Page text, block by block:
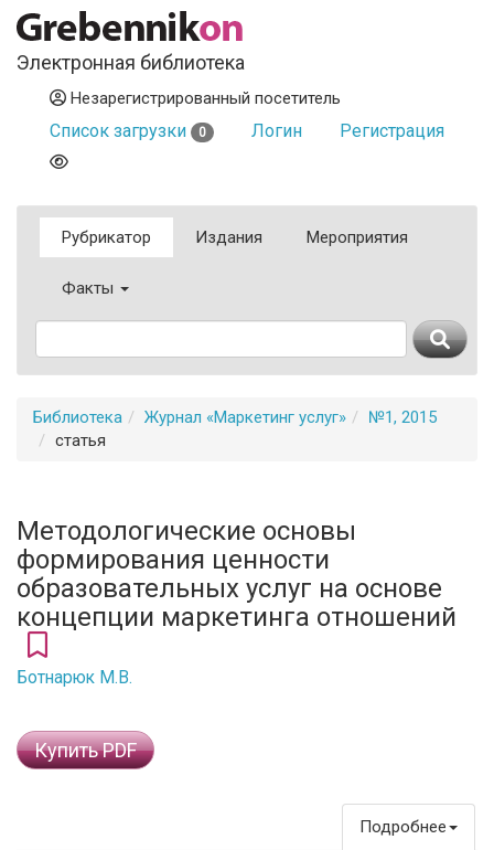
Электронная библиотека
Незарегистрированный посетитель
Список загрузки 0 Логин Регистрация
Рубрикатор Издания Мероприятия
Факты
Библиотека Журнал «Маркетинг услуг»
№1, 2015
статья
Методологические основы
формирования ценности
образовательных услуг на основе
концепции маркетинга отношений
Ботнарюк М.В.
Купить PDF
Подробнее